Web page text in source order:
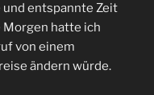
entspannte Zeit
Morgen hatte ich
von einem
ändern würde.